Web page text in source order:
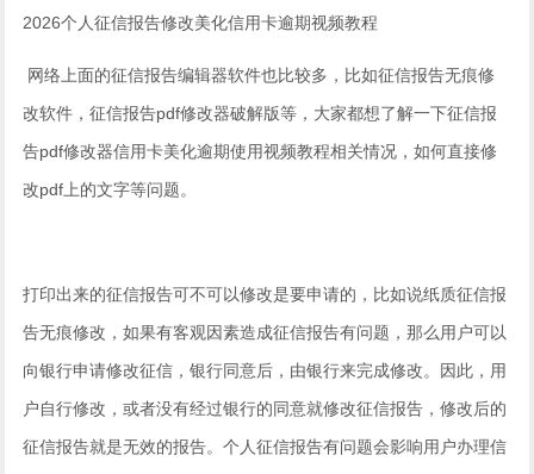
2026个人征信报告修改美化信用卡逾期视频教程
网络上面的征信报告编辑器软件也比较多，比如征信报告无痕修
改软件，征信报告pdf修改器破解版等，大家都想了解一下征信报
告pdf修改器信用卡美化逾期使用视频教程相关情况，如何直接修
改pdf上的文字等问题。
打印出来的征信报告可不可以修改是要申请的，比如说纸质征信报
告无痕修改，如果有客观因素造成征信报告有问题，那么用户可以
向银行申请修改征信，银行同意后，由银行来完成修改。因此，用
户自行修改，或者没有经过银行的同意就修改征信报告，修改后的
征信报告就是无效的报告。个人征信报告有问题会影响用户办理信